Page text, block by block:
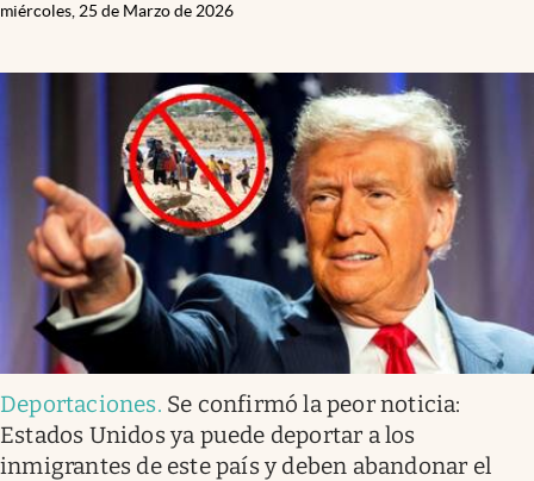
miércoles, 25 de Marzo de 2026
Deportaciones. Se confirmó la peor noticia:
Estados Unidos ya puede deportar a los
inmigrantes de este país y deben abandonar el